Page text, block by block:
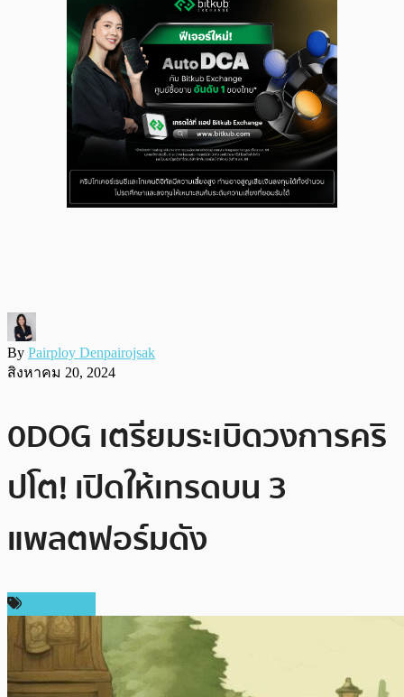
By Pairploy Denpairojsak
สิงหาคม 20, 2024
0DOG เตรียมระเบิดวงการคริ
ปโต! เปิดให้เทรดบน 3
แพลตฟอร์มดัง